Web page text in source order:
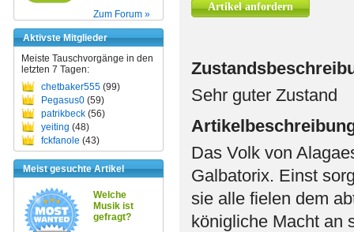
Zum Forum »
Aktivste Mitglieder
Meiste Tauschvorgänge in den
letzten 7 Tagen:
chetbaker555 (99)
Pegasus0 (59)
patrikbeck (56)
yeiting (48)
fckfanole (43)
Meist gesuchte Artikel
Welche
Musik ist
gefragt?
Artikel anfordern
Sehr guter Zustand
Das Volk von
Galbatorix. Einst
sie alle fielen dem
königliche Macht an